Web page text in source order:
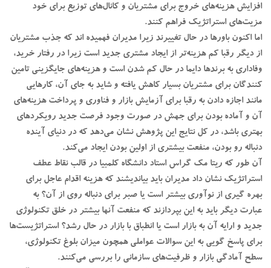
افزایش هزینه‌های خروج برای مشتریان و کانال‌های توزیع برای خود
مزیت‌های استراتژیک فراهم کنند.
اما اکنون باورها در حال تغییرند زیرا مدیران فهمیده اند که جذب مشتریان
از دیگر رقبا کم هزینه‌تر از ایجاد مشتری جدید است زیرا در رفتار خرید،
وفاداری به برندها دایما در حال کم شدن است و هزینه‌های جایگزینی تامین
کنندگان برای مشتریان بسیار کاهش یافته و شاید به جای آن، کارهایی
مانند اجازه دادن به رقبا برای آزمایش بازار و فناوری و پرداخت هزینه‌های
آن و آماده بودن برای جهش در صورت وجود فرصت جدید رویکردهای
بهتری باشد، در کل نتایج این پژوهش نشان می‌دهد که در دنیای آینده
دنباله رو بودن، منفعت بیشتری از اولین بودن ایجاد می‌کند.
آن طور که ریتا مک گراس استاد دانشگاه کلمبیا در قالب نقاط عطف
استراتژیک نشان داد مدیران باید بیاندیشند که هزینه اقدام عاجل برای
بهره گیری از نوآوری بیشتر است یا صبر برای دنباله روی از آن؟ به
عبارت دیگر باید به این بپردازند که منفعت آنها بیشتر در خلق تکنولوژی
جدید و ارایه آن به بازار است یا انطباق با بازار در حال رشد؟ استراتژیست‌ها
برای پاسخ گویی به این سوالات عواملی همچون میزان بلوغ تکنولوژی،
سطح آمادگی بازار و ظرفیت‌های سازمانی را بررسی می‌کنند.